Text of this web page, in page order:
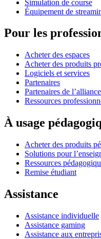
Simulation de course
Équipement de
Pour les
Acheter des espaces
Acheter des produits
Logiciels et services
Partenaires
Partenaires de l’alliance
Ressources
À usage
Acheter des produits
Solutions pour
Ressources
Remise étudiant
Assistance
Assistance individuelle
Assistance gaming
Assistance aux